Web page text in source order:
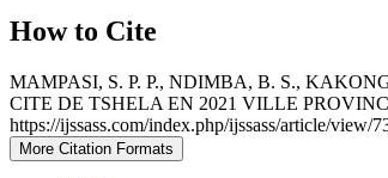
How to Cite
MAMPASI, S. P. P., NDIMBA, B. S.,
CITE DE TSHELA EN 2021 VILLE
https://ijssass.com/index.php/ijssass/article/view/
More Citation Formats